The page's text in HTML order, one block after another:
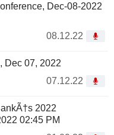
Dec-08-2022
08.12.22
Dec 07, 2022
07.12.22
2022
02:45 PM